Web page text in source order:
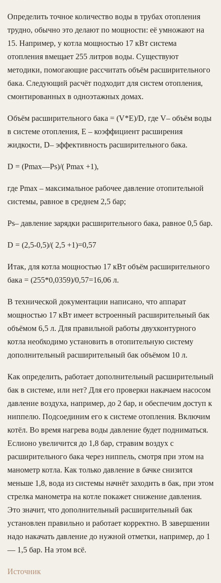
Определить точное количество воды в трубах отопления
трудно, обычно это делают по мощности: её умножают на
15. Например, у котла мощностью 17 кВт система
отопления вмещает 255 литров воды. Существуют
методики, помогающие рассчитать объём расширительного
бака. Следующий расчёт подходит для систем отопления,
смонтированных в одноэтажных домах.
Объём расширительного бака = (V*E)/D, где V– объём воды
в системе отопления, Е – коэффициент расширения
жидкости, D– эффективность расширительного бака.
D = (Pmax—Ps)/( Pmax +1),
где Pmax – максимальное рабочее давление отопительной
системы, равное в среднем 2,5 бар;
Ps– давление зарядки расширительного бака, равное 0,5 бар.
D = (2,5-0,5)/( 2,5 +1)=0,57
Итак, для котла мощностью 17 кВт объём расширительного
бака = (255*0,0359)/0,57=16,06 л.
В технической документации написано, что аппарат
мощностью 17 кВт имеет встроенный расширительный бак
объёмом 6,5 л. Для правильной работы двухконтурного
котла необходимо установить в отопительную систему
дополнительный расширительный бак объёмом 10 л.
Как определить, работает дополнительный расширительный
бак в системе, или нет? Для его проверки накачаем насосом
давление воздуха, например, до 2 бар, и обеспечим доступ к
ниппелю. Подсоединим его к системе отопления. Включим
котёл. Во время нагрева воды давление будет подниматься.
Еслионо увеличится до 1,8 бар, стравим воздух с
расширительного бака через ниппель, смотря при этом на
манометр котла. Как только давление в бачке снизится
меньше 1,8, вода из системы начнёт заходить в бак, при этом
стрелка манометра на котле покажет снижение давления.
Это значит, что дополнительный расширительный бак
установлен правильно и работает корректно. В завершении
надо накачать давление до нужной отметки, например, до 1
— 1,5 бар. На этом всё.
Источник